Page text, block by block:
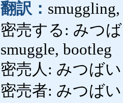
翻訳：
密売する: みつ
smuggle, bootleg
密売人: みつば
密売者: みつば